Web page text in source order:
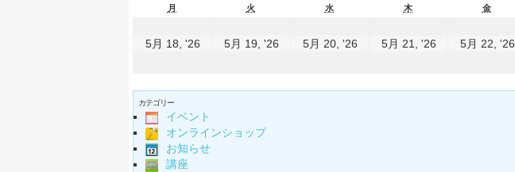
月 火 水 木 金
5月 18, '26 5月 19, '26 5月 20, '26 5月 21, '26 5月 22, '26
カテゴリー
イベント
オンラインショップ
お知らせ
講座